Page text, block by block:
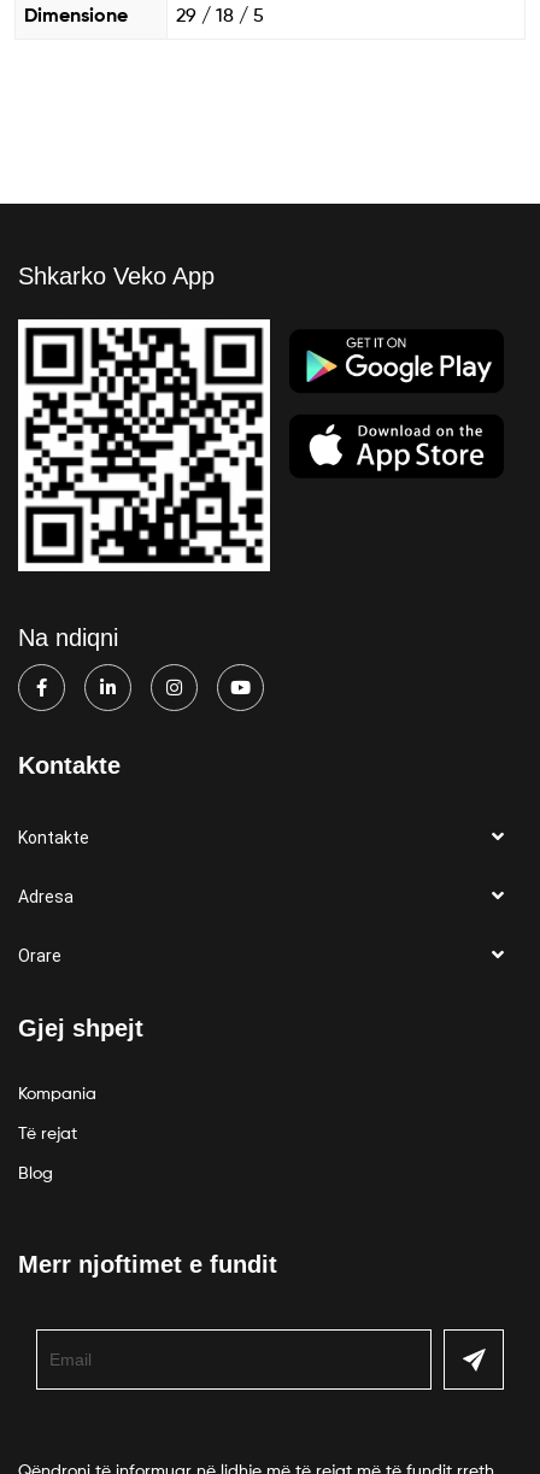
Dimensione 29 / 18 / 5
Shkarko Veko App
Na ndiqni
Kontakte
Kontakte
Adresa
Orare
Gjej shpejt
Kompania
Të rejat
Blog
Merr njoftimet e fundit